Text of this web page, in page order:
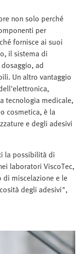
non solo perché
per
fornisce ai suoi
il sistema di
ad
Un altro vantaggio
tecnologia medicale,
cosmetica, è la
e degli adesivi
la possibilità di
laboratori ViscoTec,
miscelazione e le
degli adesivi",